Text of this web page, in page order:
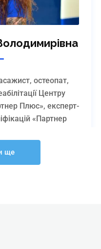
остеопат,
Центру
Плюс», експерт-
«Партнер
тіла «The best
ще